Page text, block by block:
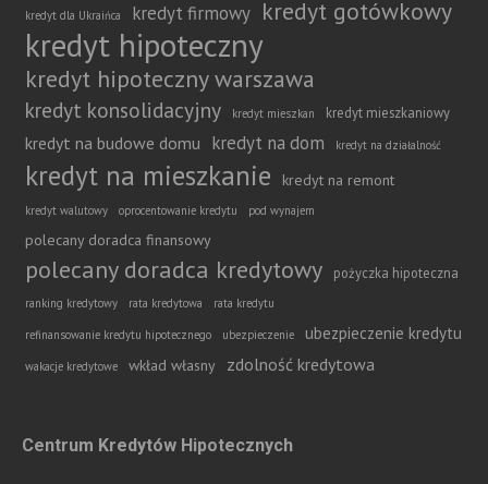
kredyt dla Ukraińca kredyt firmowy kredyt gotówkowy
kredyt hipoteczny
kredyt hipoteczny warszawa
kredyt konsolidacyjny kredyt mieszkan kredyt mieszkaniowy
kredyt na budowe domu kredyt na dom kredyt na działalność
kredyt na mieszkanie kredyt na remont
kredyt walutowy oprocentowanie kredytu pod wynajem
polecany doradca finansowy
polecany doradca kredytowy pożyczka hipoteczna
ranking kredytowy rata kredytowa rata kredytu
refinansowanie kredytu hipotecznego ubezpieczenie ubezpieczenie kredytu
wakacje kredytowe wkład własny zdolność kredytowa
Centrum Kredytów Hipotecznych